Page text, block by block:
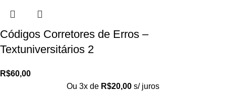
Códigos Corretores de Erros –
Textuniversitários 2
R$60,00
Ou 3x de R$20,00 s/ juros